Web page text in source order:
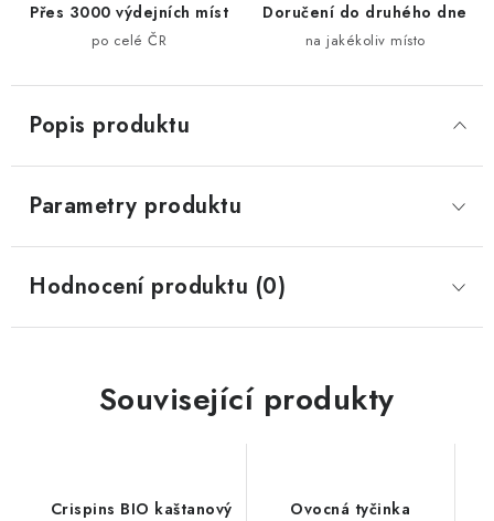
Přes 3000 výdejních míst
po celé ČR
Doručení do druhého dne
na jakékoliv místo
Popis produktu
Parametry produktu
Hodnocení produktu (0)
Související produkty
Crispins BIO kaštanový
Ovocná tyčinka